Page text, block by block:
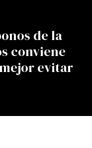
de la
conviene
evitar